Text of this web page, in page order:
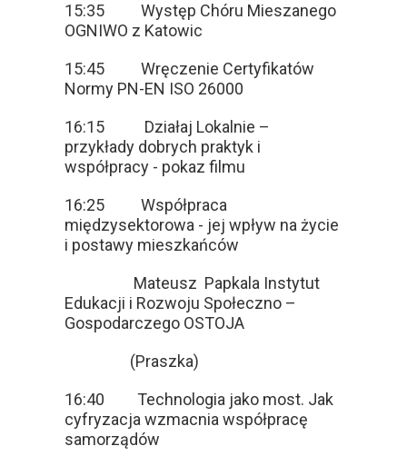
15:35 Występ Chóru Mieszanego
OGNIWO z Katowic
15:45 Wręczenie Certyfikatów
Normy PN-EN ISO 26000
16:15 Działaj Lokalnie –
przykłady dobrych praktyk i
współpracy - pokaz filmu
16:25 Współpraca
międzysektorowa - jej wpływ na życie
i postawy mieszkańców
Mateusz Papkala Instytut
Edukacji i Rozwoju Społeczno –
Gospodarczego OSTOJA
(Praszka)
16:40 Technologia jako most. Jak
cyfryzacja wzmacnia współpracę
samorządów